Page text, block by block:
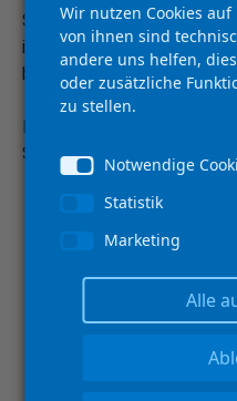
Sie suchen eine neue
in einem motivierten,
bei uns genau richtig!
BEGEISTERND – IHRE
Serviceadministration:
Enge
Servicetechnikern
(Anfragen
Auftragserfassung)
reibungslosen
Wir nutzen Cookies
von ihnen sind
andere uns helfen,
oder zusätzliche
zu stellen.
Notwendige
Statistik
Marketing
Alle